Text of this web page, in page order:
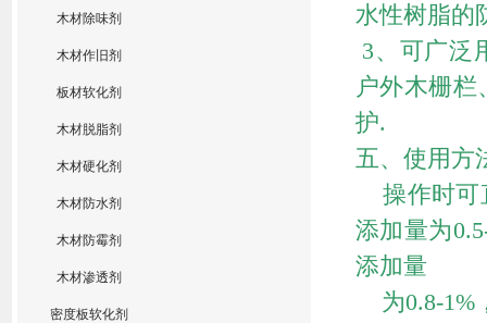
木材除味剂
木材作旧剂
板材软化剂
木材脱脂剂
木材硬化剂
木材防水剂
木材防霉剂
木材渗透剂
密度板软化剂
水性树脂的
3、可广泛
户外木栅
护.
五、使用方
操作时可
添加量为
添加量
为0.8-1%